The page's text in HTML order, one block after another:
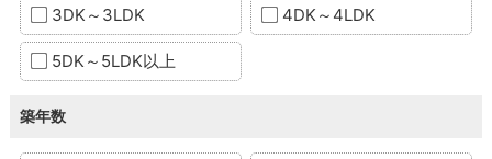
3DK～3LDK 4DK～4LDK
5DK～5LDK以上
築年数